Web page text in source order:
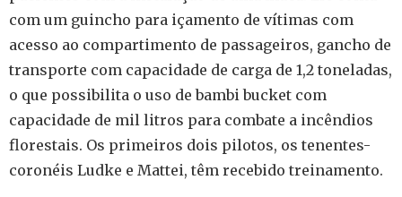
com um guincho para içamento de vítimas com
acesso ao compartimento de passageiros, gancho de
transporte com capacidade de carga de 1,2 toneladas,
o que possibilita o uso de bambi bucket com
capacidade de mil litros para combate a incêndios
florestais. Os primeiros dois pilotos, os tenentes-
coronéis Ludke e Mattei, têm recebido treinamento.